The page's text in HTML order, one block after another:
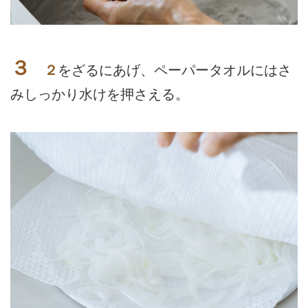
３ ２ をざるにあげ、ペーパータオルにはさ
みしっかり水けを押さえる。